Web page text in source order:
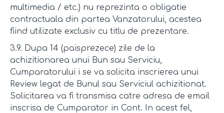
multimedia / etc.) nu reprezinta o obligatie
contractuala din partea Vanzatorului, acestea
fiind utilizate exclusiv cu titlu de prezentare.
3.9. Dupa 14 (paisprezece) zile de la
achizitionarea unui Bun sau Serviciu,
Cumparatorului i se va solicita inscrierea unui
Review legat de Bunul sau Serviciul achizitionat.
Solicitarea va fi transmisa catre adresa de email
inscrisa de Cumparator in Cont. In acest fel,